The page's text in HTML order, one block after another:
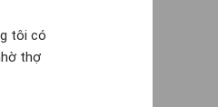
tôi có
thợ